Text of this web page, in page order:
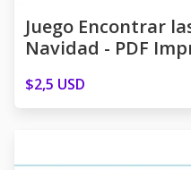
Juego Encontrar
Navidad - PDF
$2,5 USD